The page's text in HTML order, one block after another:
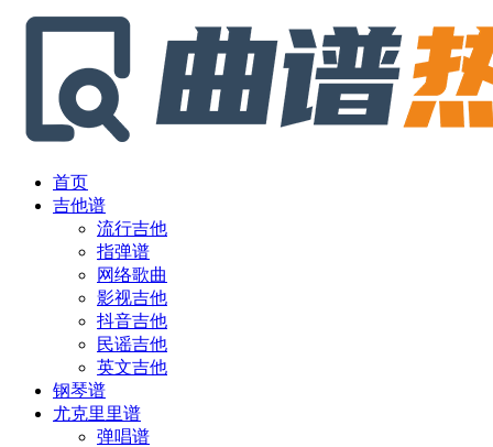
首页
吉他谱
流行吉他
指弹谱
网络歌曲
影视吉他
抖音吉他
民谣吉他
英文吉他
钢琴谱
尤克里里谱
弹唱谱